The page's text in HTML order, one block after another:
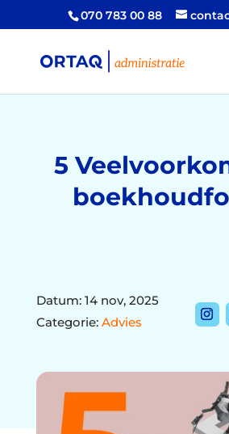
070 783 00 88
5
Datum: 14 nov, 2025
Categorie: Advies